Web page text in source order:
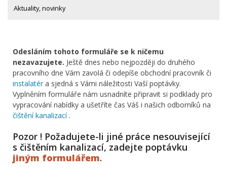
Aktuality, novinky
Odesláním tohoto formuláře se k ničemu
nezavazujete. Ještě dnes nebo nejpozději do druhého
pracovního dne Vám zavolá či odepíše obchodní pracovník či
instalatéra sjedná s Vámi náležitosti Vaší poptávky.
Vyplněním formuláře nám usnadníte připravit si podklady pro
vypracování nabídky a ušetříte čas Váš i našich odborníků na
čištění kanalizací.
Pozor ! Požadujete-li jiné práce nesouvisející
s čištěním kanalizací, zadejte poptávku
jiným formulářem.